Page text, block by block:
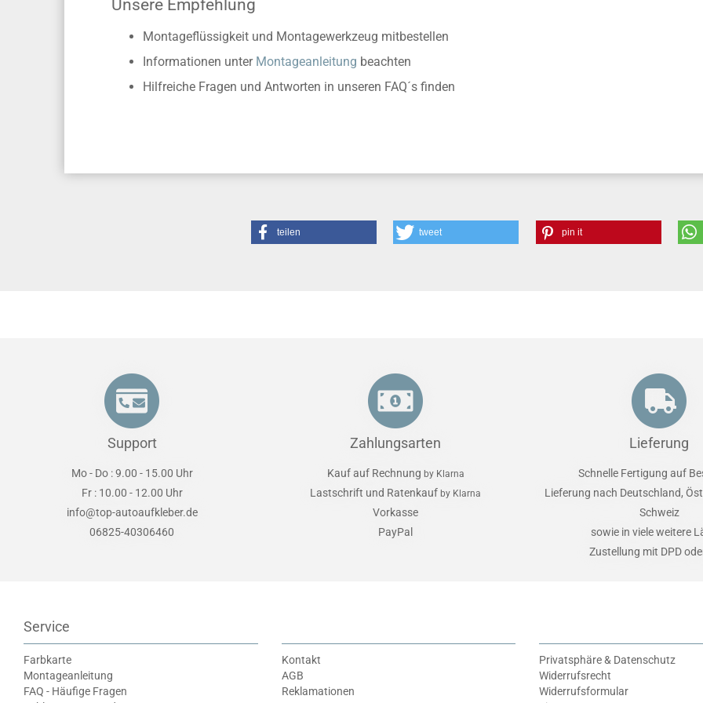
Unsere Empfehlung
Montageflüssigkeit und Montagewerkzeug mitbestellen
Informationen unter Montageanleitung beachten
Hilfreiche Fragen und Antworten in unseren FAQ´s finden
teilen tweet pin it
Support
Mo - Do : 9.00 - 15.00 Uhr
Fr : 10.00 - 12.00 Uhr
info@top-autoaufkleber.de
06825-40306460
Zahlungsarten
Kauf auf Rechnung by Klarna
Lastschrift und Ratenkauf by Klarna
Vorkasse
PayPal
Lieferung
Schnelle Fertigung auf
Lieferung nach Deutschland,
Schweiz
sowie in viele weitere
Zustellung mit DPD
Service
Farbkarte
Montageanleitung
FAQ - Häufige Fragen
Kontakt
AGB
Reklamationen
Privatsphäre & Datenschutz
Widerrufsrecht
Widerrufsformular